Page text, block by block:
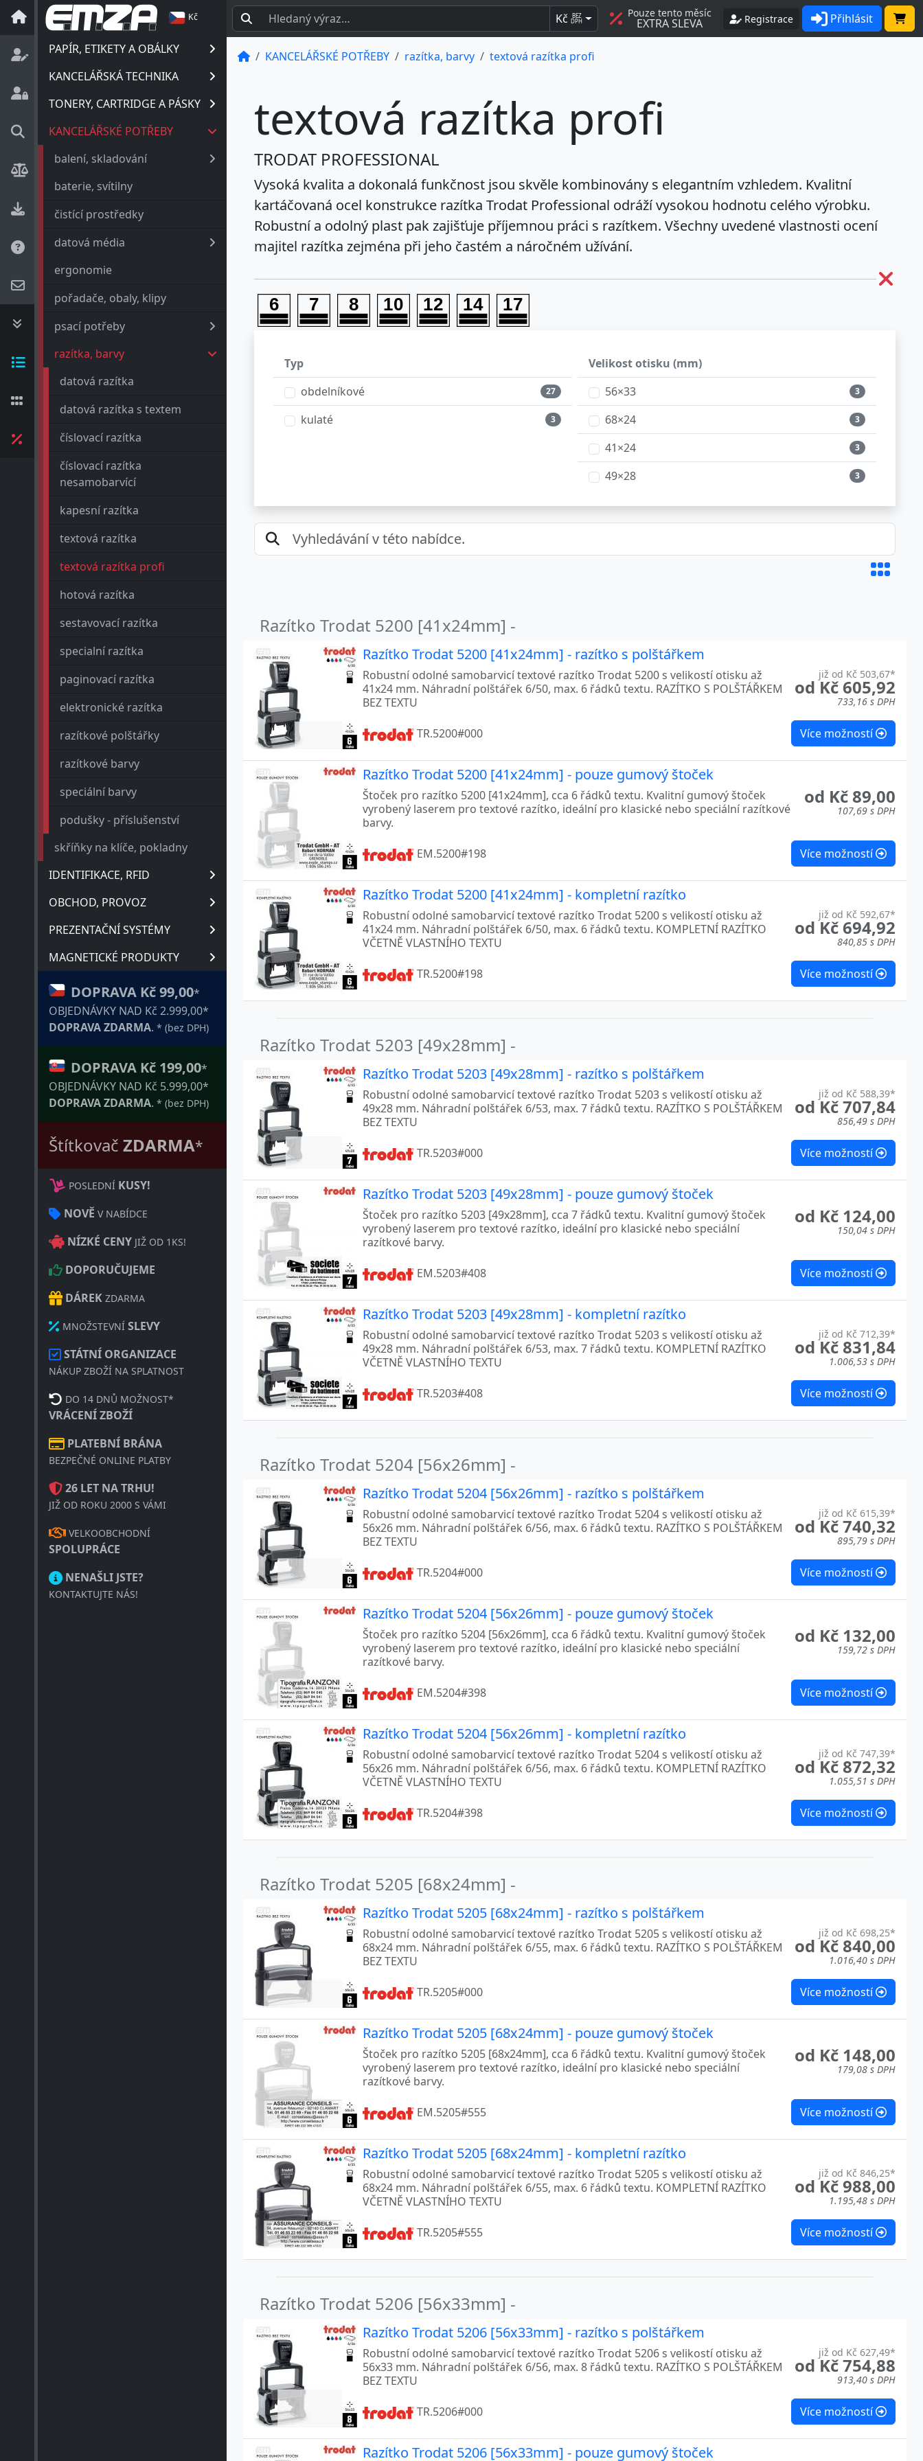
Kč
PAPÍR, ETIKETY A OBÁLKY
KANCELÁŘSKÁ TECHNIKA
TONERY, CARTRIDGE A PÁSKY
KANCELÁŘSKÉ POTŘEBY
balení, skladování
baterie, svítilny
čistící prostředky
datová média
ergonomie
pořadače, obaly, klipy
psací potřeby
razítka, barvy
datová razítka
datová razítka s textem
číslovací razítka
číslovací razítka
nesamobarvící
kapesní razítka
textová razítka
textová razítka profi
hotová razítka
sestavovací razítka
specialní razítka
paginovací razítka
elektronické razítka
razítkové polštářky
razítkové barvy
speciální barvy
podušky - příslušenství
skříňky na klíče, pokladny
IDENTIFIKACE, RFID
OBCHOD, PROVOZ
PREZENTAČNÍ SYSTÉMY
MAGNETICKÉ PRODUKTY
DOPRAVA Kč 99,00*
OBJEDNÁVKY NAD Kč 2.999,00*
DOPRAVA ZDARMA. * (bez DPH)
DOPRAVA Kč 199,00*
OBJEDNÁVKY NAD Kč 5.999,00*
DOPRAVA ZDARMA. * (bez DPH)
Štítkovač ZDARMA*
POSLEDNÍ KUSY!
NOVĚ V NABÍDCE
NÍZKÉ CENY JIŽ OD 1KS!
DOPORUČUJEME
DÁREK ZDARMA
MNOŽSTEVNÍ SLEVY
STÁTNÍ ORGANIZACE
NÁKUP ZBOŽÍ NA SPLATNOST
DO 14 DNŮ MOŽNOST*
VRÁCENÍ ZBOŽÍ
PLATEBNÍ BRÁNA
BEZPEČNÉ ONLINE PLATBY
26 LET NA TRHU!
JIŽ OD ROKU 2000 S VÁMI
VELKOOBCHODNÍ
SPOLUPRÁCE
NENAŠLI JSTE?
KONTAKTUJTE NÁS!
Kč BEZ
DPH
Pouze tento měsíc
EXTRA SLEVA Registrace Přihlásit
KANCELÁŘSKÉ POTŘEBY razítka, barvy textová razítka profi
textová razítka profi
TRODAT PROFESSIONAL
Vysoká kvalita a dokonalá funkčnost jsou skvěle kombinovány s elegantním vzhledem. Kvalitní
kartáčovaná ocel konstrukce razítka Trodat Professional odráží vysokou hodnotu celého výrobku.
Robustní a odolný plast pak zajišťuje příjemnou práci s razítkem. Všechny uvedené vlastnosti ocení
majitel razítka zejména při jeho častém a náročném užívání.
Typ
obdelníkové
27
kulaté 3
Velikost otisku (mm)
56×33
3
68×24 3
41×24 3
49×28 3
56×26 3
68×47
Razítko Trodat 5200 [41x24mm] -
Razítko Trodat 5200 [41x24mm] - razítko s polštářkem
již od Kč 503,67*
od Kč 605,92
733,16 s DPH
Robustní odolné samobarvicí textové razítko Trodat 5200 s velikostí otisku až
41x24 mm. Náhradní polštářek 6/50, max. 6 řádků textu. RAZÍTKO S POLŠTÁŘKEM
BEZ TEXTU
TR.5200#000 Více možností
Razítko Trodat 5200 [41x24mm] - pouze gumový štoček
od Kč 89,00
107,69 s DPH
Štoček pro razítko 5200 [41x24mm], cca 6 řádků textu. Kvalitní gumový štoček
vyrobený laserem pro textové razítko, ideální pro klasické nebo speciální razítkové
barvy.
EM.5200#198 Více možností
Razítko Trodat 5200 [41x24mm] - kompletní razítko
již od Kč 592,67*
od Kč 694,92
840,85 s DPH
Robustní odolné samobarvicí textové razítko Trodat 5200 s velikostí otisku až
41x24 mm. Náhradní polštářek 6/50, max. 6 řádků textu. KOMPLETNÍ RAZÍTKO
VČETNĚ VLASTNÍHO TEXTU
TR.5200#198 Více možností
Razítko Trodat 5203 [49x28mm] -
Razítko Trodat 5203 [49x28mm] - razítko s polštářkem
již od Kč 588,39*
od Kč 707,84
856,49 s DPH
Robustní odolné samobarvicí textové razítko Trodat 5203 s velikostí otisku až
49x28 mm. Náhradní polštářek 6/53, max. 7 řádků textu. RAZÍTKO S POLŠTÁŘKEM
BEZ TEXTU
TR.5203#000 Více možností
Razítko Trodat 5203 [49x28mm] - pouze gumový štoček
od Kč 124,00
150,04 s DPH
Štoček pro razítko 5203 [49x28mm], cca 7 řádků textu. Kvalitní gumový štoček
vyrobený laserem pro textové razítko, ideální pro klasické nebo speciální
razítkové barvy.
EM.5203#408 Více možností
Razítko Trodat 5203 [49x28mm] - kompletní razítko
již od Kč 712,39*
od Kč 831,84
1.006,53 s DPH
Robustní odolné samobarvicí textové razítko Trodat 5203 s velikostí otisku až
49x28 mm. Náhradní polštářek 6/53, max. 7 řádků textu. KOMPLETNÍ RAZÍTKO
VČETNĚ VLASTNÍHO TEXTU
TR.5203#408 Více možností
Razítko Trodat 5204 [56x26mm] -
Razítko Trodat 5204 [56x26mm] - razítko s polštářkem
již od Kč 615,39*
od Kč 740,32
895,79 s DPH
Robustní odolné samobarvicí textové razítko Trodat 5204 s velikostí otisku až
56x26 mm. Náhradní polštářek 6/56, max. 6 řádků textu. RAZÍTKO S POLŠTÁŘKEM
BEZ TEXTU
TR.5204#000 Více možností
Razítko Trodat 5204 [56x26mm] - pouze gumový štoček
od Kč 132,00
159,72 s DPH
Štoček pro razítko 5204 [56x26mm], cca 6 řádků textu. Kvalitní gumový štoček
vyrobený laserem pro textové razítko, ideální pro klasické nebo speciální
razítkové barvy.
EM.5204#398 Více možností
Razítko Trodat 5204 [56x26mm] - kompletní razítko
již od Kč 747,39*
od Kč 872,32
1.055,51 s DPH
Robustní odolné samobarvicí textové razítko Trodat 5204 s velikostí otisku až
56x26 mm. Náhradní polštářek 6/56, max. 6 řádků textu. KOMPLETNÍ RAZÍTKO
VČETNĚ VLASTNÍHO TEXTU
TR.5204#398 Více možností
Razítko Trodat 5205 [68x24mm] -
Razítko Trodat 5205 [68x24mm] - razítko s polštářkem
již od Kč 698,25*
od Kč 840,00
1.016,40 s DPH
Robustní odolné samobarvicí textové razítko Trodat 5205 s velikostí otisku až
68x24 mm. Náhradní polštářek 6/55, max. 6 řádků textu. RAZÍTKO S POLŠTÁŘKEM
BEZ TEXTU
TR.5205#000 Více možností
Razítko Trodat 5205 [68x24mm] - pouze gumový štoček
od Kč 148,00
179,08 s DPH
Štoček pro razítko 5205 [68x24mm], cca 6 řádků textu. Kvalitní gumový štoček
vyrobený laserem pro textové razítko, ideální pro klasické nebo speciální
razítkové barvy.
EM.5205#555 Více možností
Razítko Trodat 5205 [68x24mm] - kompletní razítko
již od Kč 846,25*
od Kč 988,00
1.195,48 s DPH
Robustní odolné samobarvicí textové razítko Trodat 5205 s velikostí otisku až
68x24 mm. Náhradní polštářek 6/55, max. 6 řádků textu. KOMPLETNÍ RAZÍTKO
VČETNĚ VLASTNÍHO TEXTU
TR.5205#555 Více možností
Razítko Trodat 5206 [56x33mm] -
Razítko Trodat 5206 [56x33mm] - razítko s polštářkem
již od Kč 627,49*
od Kč 754,88
913,40 s DPH
Robustní odolné samobarvicí textové razítko Trodat 5206 s velikostí otisku až
56x33 mm. Náhradní polštářek 6/56, max. 8 řádků textu. RAZÍTKO S POLŠTÁŘKEM
BEZ TEXTU
TR.5206#000 Více možností
Razítko Trodat 5206 [56x33mm] - pouze gumový štoček